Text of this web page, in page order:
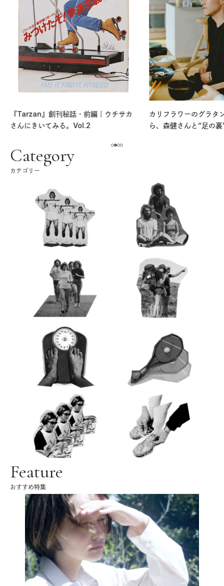
『Tarzan』創刊秘話・前編｜ウチサカ
さんにきいてみる。Vol.2
カリフラワーのグラタ
ら、森健さんと“足の
Category
カテゴリー
Feature
おすすめ特集